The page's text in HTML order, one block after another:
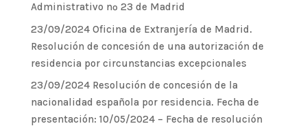
Administrativo nº 23 de Madrid
23/09/2024 Oficina de Extranjería de Madrid.
Resolución de concesión de una autorización de
residencia por circunstancias excepcionales
23/09/2024 Resolución de concesión de la
nacionalidad española por residencia. Fecha de
presentación: 10/05/2024 – Fecha de resolución